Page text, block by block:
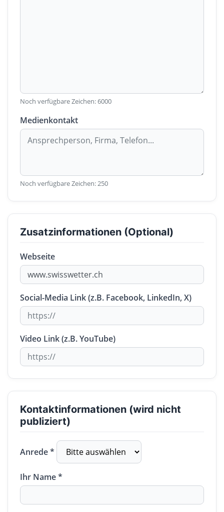
Noch verfügbare Zeichen:6000
Medienkontakt
Noch verfügbare Zeichen:250
Zusatzinformationen (Optional)
Webseite
Social-Media Link (z.B. Facebook, LinkedIn, X)
Video Link (z.B. YouTube)
Kontaktinformationen (wird nicht
publiziert)
Anrede *
Ihr Name *